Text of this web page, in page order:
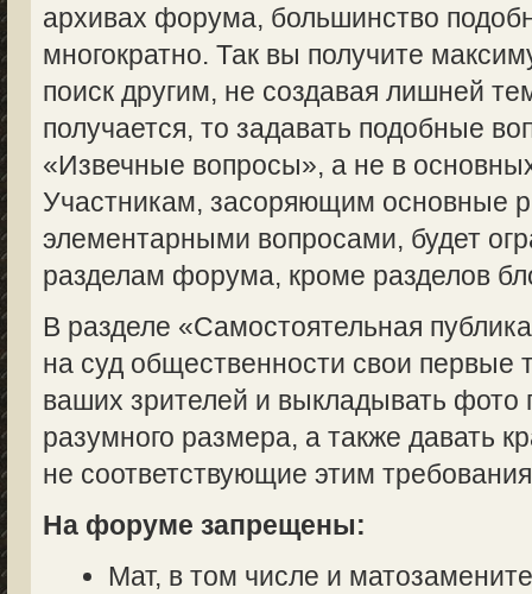
архивах форума, большинство
многократно. Так вы получите
поиск другим, не создавая лишней
получается, то задавать подобные
«Извечные вопросы», а не в
Участникам, засоряющим основные
элементарными вопросами, будет
разделам форума, кроме разделов
В разделе «Самостоятельная
на суд общественности свои первые
ваших зрителей и выкладывать фото
разумного размера, а также давать
не соответствующие этим
На форуме запрещены:
Мат, в том числе и